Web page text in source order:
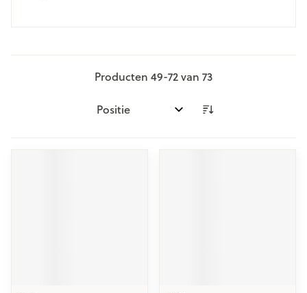
Producten 49-72van 73
Sorteer op: